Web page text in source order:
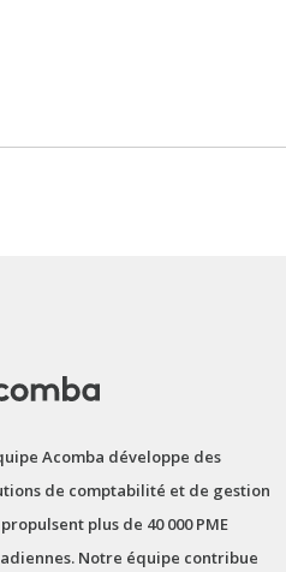
Acomba développe des
de comptabilité et de gestion
plus de 40 000 PME
Notre équipe contribue